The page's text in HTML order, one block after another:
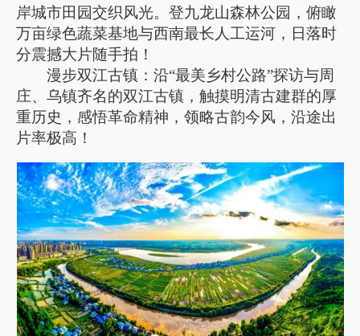
岸城市田园交织风光。登九龙山森林公园，俯瞰
万亩绿色蔬菜基地与西南最长人工运河，日落时
分震撼大片随手拍！
漫步双江古镇：沿“最美乡村公路”探访与周
庄、乌镇齐名的双江古镇，触摸明清古建群的厚
重历史，感悟革命精神，领略古韵今风，沿途出
片率极高！